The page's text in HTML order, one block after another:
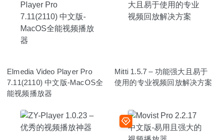
Elmedia Video Player Pro
7.11(2110) 中文版-MacOS全
能视频播放器
Mitti 1.5.7 – 功能强大且易于
使用的专业视频回放解决方案